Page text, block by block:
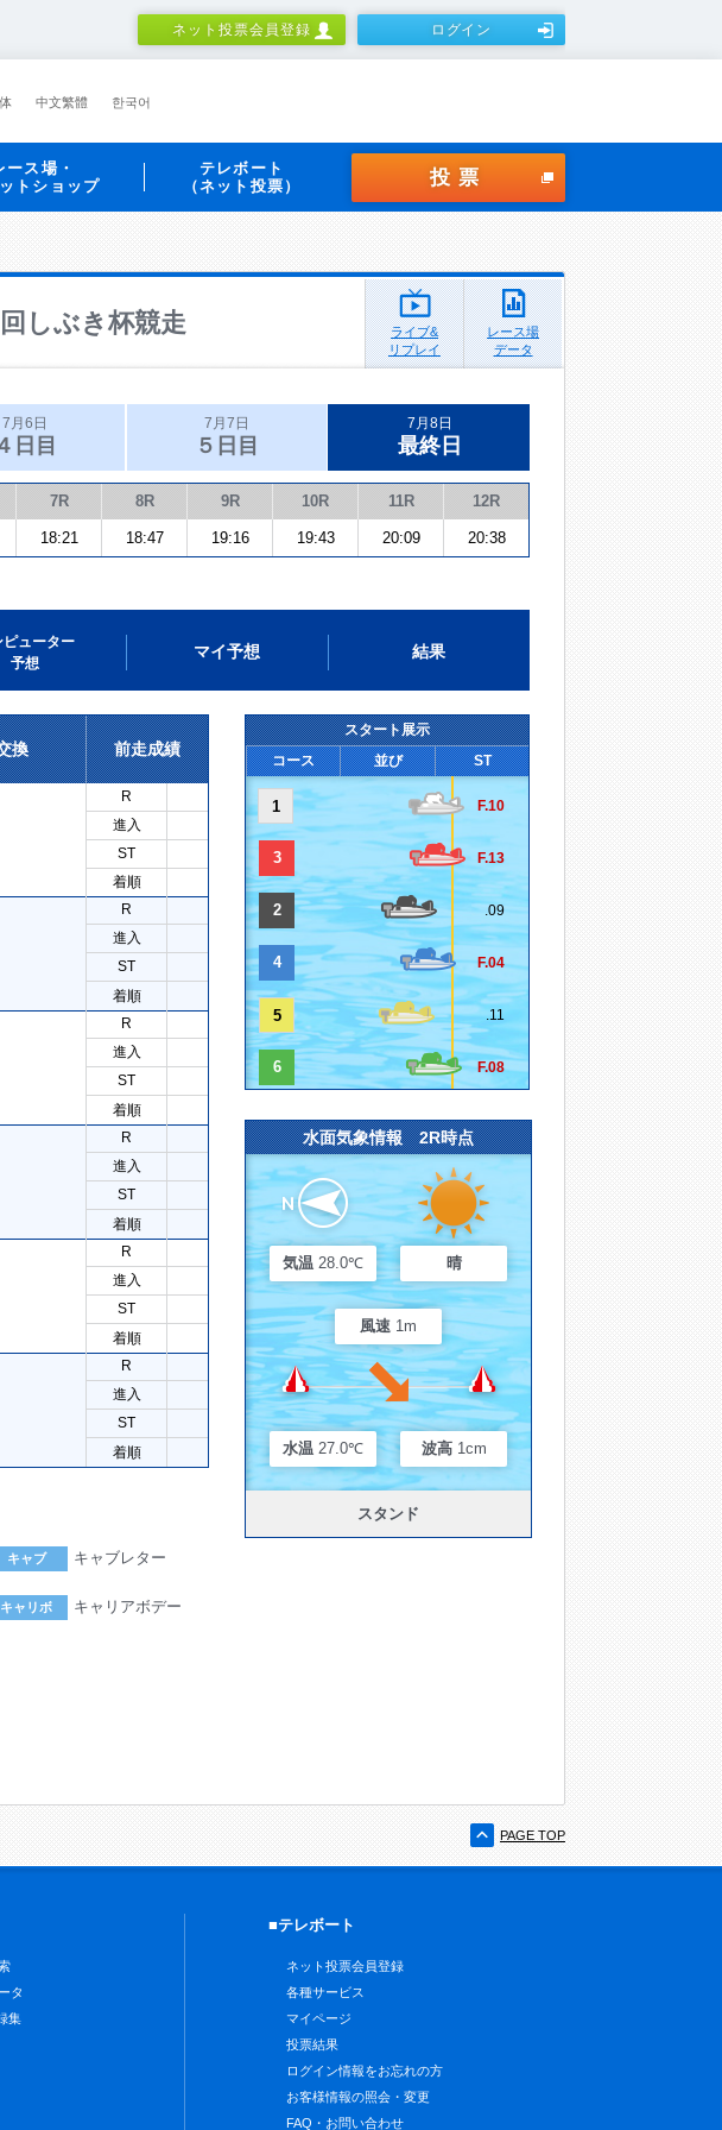
ネット投票会員登録 ログイン
中文繁體 한국어
ース場・
トショップ
テレボート
（ネット投票）
投票
しぶき杯競走
ライブ&
リプレイ
レース場
データ
7月6日
日目
7月7日
５日目
7月8日
最終日
7R 8R 9R 10R 11R 12R
18:21 18:47 19:16 19:43 20:09 20:38
ピューター
予想
マイ予想 結果
換
前走成績
R
進入
ST
着順
R
進入
ST
着順
R
進入
ST
着順
R
進入
ST
着順
R
進入
ST
着順
R
進入
ST
着順
キャブ キャブレター
キャリボ キャリアボデー
スタート展示
コース
並び ST
1 F.10
3 F.13
2 .09
4 F.04
5 .11
6 F.08
水面気象情報 2R時点
気温 28.0℃ 晴
風速 1m
水温 27.0℃ 波高 1cm
スタンド
PAGE TOP
タ
集
■テレボート
ネット投票会員登録
各種サービス
マイページ
投票結果
ログイン情報をお忘れの方
お客様情報の照会・変更
FAQ・お問い合わせ